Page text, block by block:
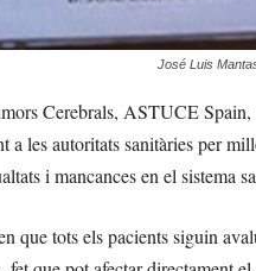
José Luis
Cerebrals, ASTUCE Spain,
les autoritats sanitàries per
i mancances en el sistema
que tots els pacients siguin